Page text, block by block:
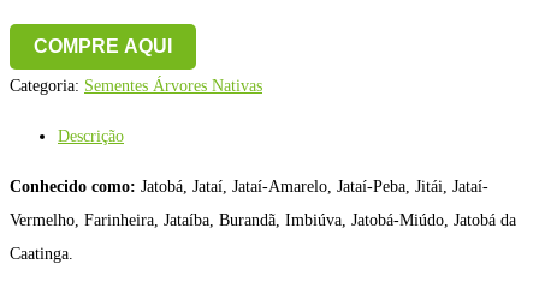
COMPRE AQUI
Categoria: Sementes Árvores Nativas
Descrição
Conhecido como: Jatobá, Jataí, Jataí-Amarelo, Jataí-Peba, Jitái, Jataí-
Vermelho, Farinheira, Jataíba, Burandã, Imbiúva, Jatobá-Miúdo, Jatobá da
Caatinga.